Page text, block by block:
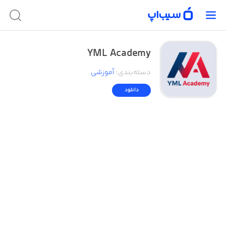
YML Academy
دسته‌بندی:آموزشی
دانلود